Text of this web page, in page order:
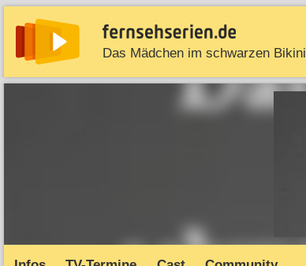
Das Mädchen im schwarzen Bikini
News Entdecken Streaming TV-Starts